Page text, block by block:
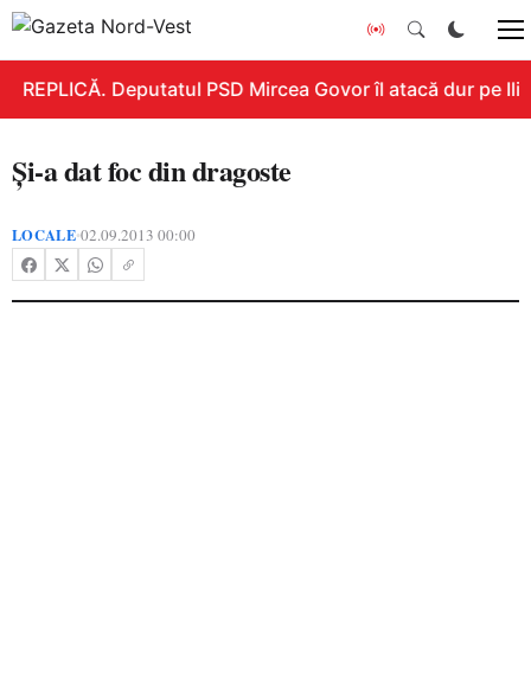
REPLICĂ. Deputatul PSD Mircea Govor îl atacă dur pe
Şi-a dat foc din dragoste
LOCALE•02.09.2013 00:00